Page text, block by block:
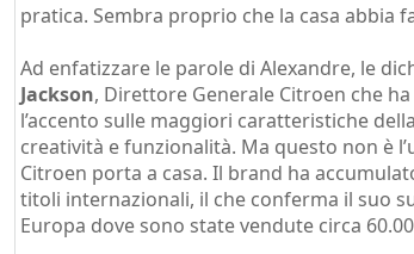
pratica. Sembra proprio che la casa abbia
Ad enfatizzare le parole di Alexandre, le
Jackson, Direttore Generale Citroen che
l’accento sulle maggiori caratteristiche
creatività e funzionalità. Ma questo non è
Citroen porta a casa. Il brand ha
titoli internazionali, il che conferma il suo
Europa dove sono state vendute circa